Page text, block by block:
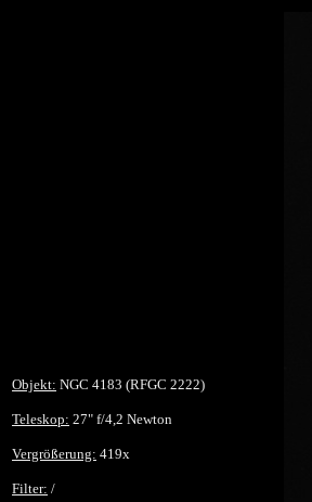
Objekt: NGC 4183 (RFGC 2222)
Teleskop: 27" f/4,2 Newton
Vergrößerung: 419x
Filter: /